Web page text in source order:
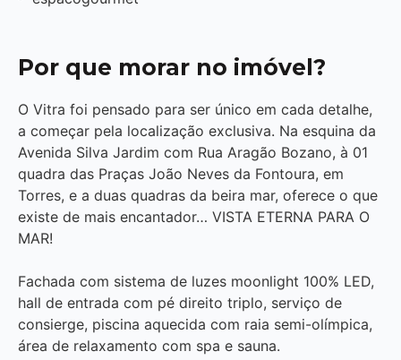
Por que morar no imóvel?
O Vitra foi pensado para ser único em cada detalhe,
a começar pela localização exclusiva. Na esquina da
Avenida Silva Jardim com Rua Aragão Bozano, à 01
quadra das Praças João Neves da Fontoura, em
Torres, e a duas quadras da beira mar, oferece o que
existe de mais encantador… VISTA ETERNA PARA O
MAR!
Fachada com sistema de luzes moonlight 100% LED,
hall de entrada com pé direito triplo, serviço de
consierge, piscina aquecida com raia semi-olímpica,
área de relaxamento com spa e sauna.